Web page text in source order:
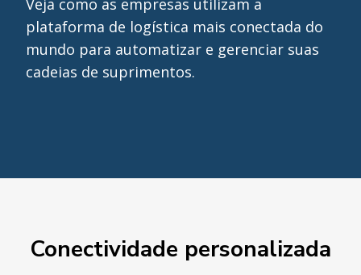
Veja como as empresas utilizam a
plataforma de logística mais conectada do
mundo para automatizar e gerenciar suas
cadeias de suprimentos.
Conectividade personalizada